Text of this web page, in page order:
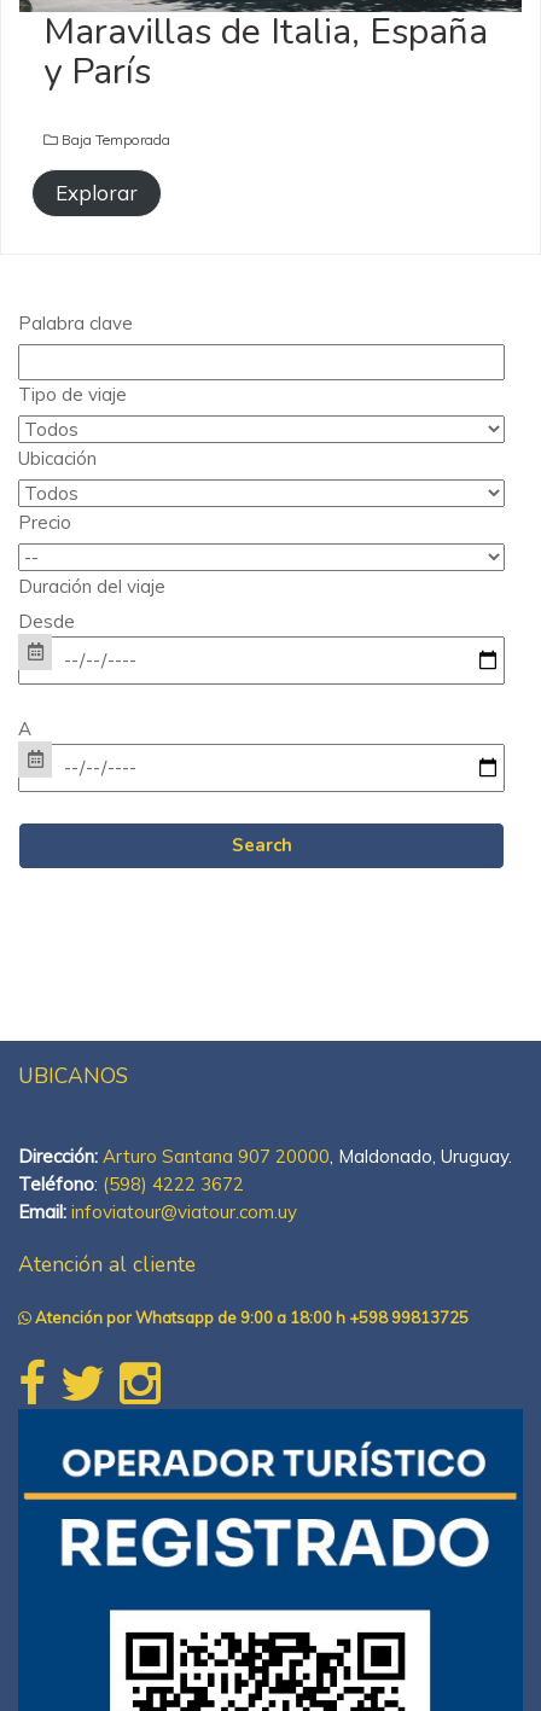
Maravillas de Italia, España
y París
Baja Temporada
Explorar
Palabra clave
Tipo de viaje
Ubicación
Precio
Duración del viaje
Desde
A
UBICANOS
Dirección: Arturo Santana 907 20000 , Maldonado, Uruguay.
Teléfono: (598) 4222 3672
Email: infoviatour@viatour.com.uy
Atención al cliente
Atención por Whatsapp de 9:00 a 18:00 h +598 99813725